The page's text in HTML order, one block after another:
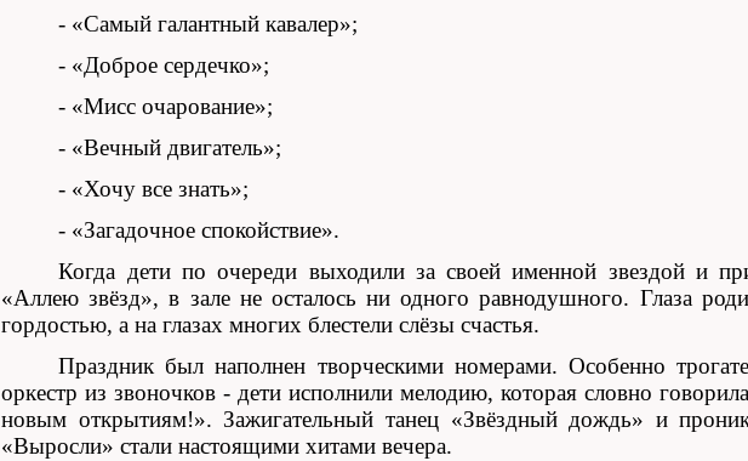
- «Самый галантный кавалер»;
- «Доброе сердечко»;
- «Мисс очарование»;
- «Вечный двигатель»;
- «Хочу все знать»;
- «Загадочное спокойствие».
Когда дети по очереди выходили за своей именной звездой и
«Аллею звёзд», в зале не осталось ни одного равнодушного. Глаза
гордостью, а на глазах многих блестели слёзы счастья.
Праздник был наполнен творческими номерами. Особенно
оркестр из звоночков - дети исполнили мелодию, которая словно
новым открытиям!». Зажигательный танец «Звёздный дождь» и
«Выросли» стали настоящими хитами вечера.